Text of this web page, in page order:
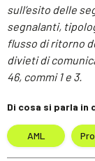
sull’esito delle
segnalanti,
flusso di ritorno
divieti di
46, commi 1 e 3.
Di cosa si parla in
AML